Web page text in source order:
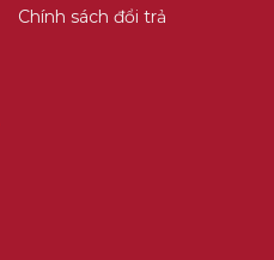
Chính sách đổi trả